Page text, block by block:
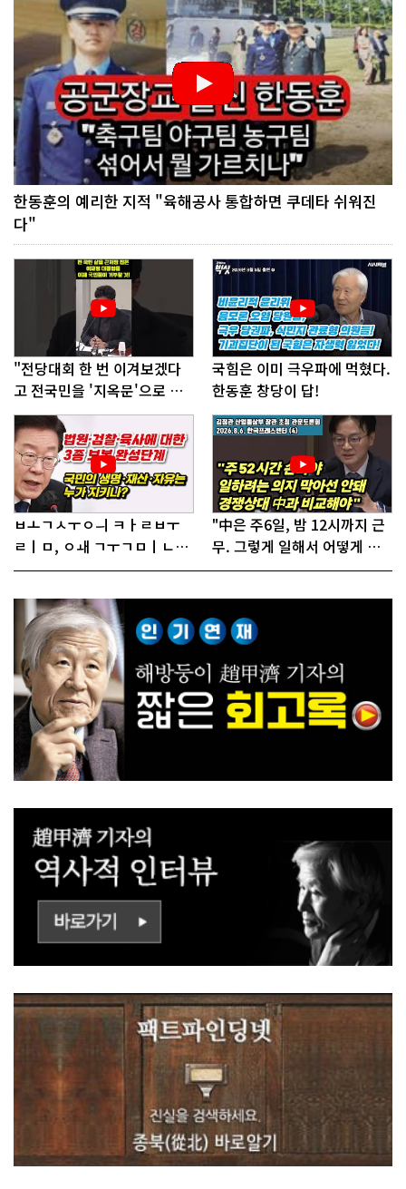
한동훈의 예리한 지적 "육해공사 통합하면 쿠데타 쉬워진
다"
"전당대회 한 번 이겨보겠다
고 전국민을 '지옥문'으로 밀
어!"
국힘은 이미 극우파에 먹혔다.
한동훈 창당이 답!
ㅂㅗㄱㅅㅜㅇㅢ ㅋㅏㄹㅂㅜ
ㄹㅣㅁ, ㅇㅙ ㄱㅜㄱㅁㅣㄴㄷ
ㅡㄹㅇㅣ ㄷㅏㅇㅎㅐㅇㅑ ㅎ
"中은 주6일, 밤 12시까지 근
무. 그렇게 일해서 어떻게 경
쟁하냐 반문하더라"